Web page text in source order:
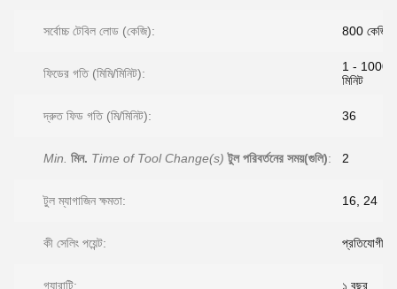
সর্বোচ্চ টেবিল লোড (কেজি): 800 কেজি
ফিডের গতি (মিমি/মিনিট):
1 - 10000
মিনিট
দ্রুত ফিড গতি (মি/মিনিট): 36
Min. মিন. Time of Tool Change(s) টুল পরিবর্তনের সময়(গুলি): 2
টুল ম্যাগাজিন ক্ষমতা: 16, 24
কী সেলিং পয়েন্ট: প্রতিযোগী
গ্যারান্টি: ১ বছর